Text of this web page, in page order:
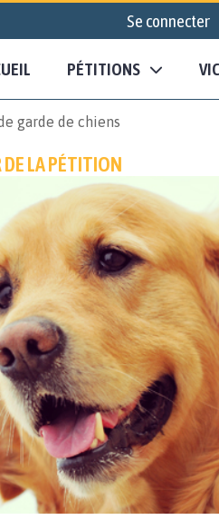
Se connecter
PÉTITIONS
garde de chiens
DE LA PÉTITION